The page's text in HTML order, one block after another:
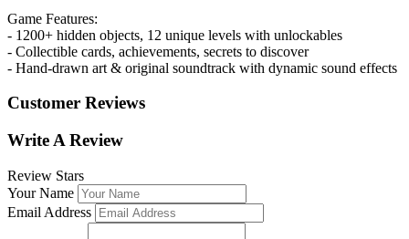
Game Features:
- 1200+ hidden objects, 12 unique levels with unlockables
- Collectible cards, achievements, secrets to discover
- Hand-drawn art & original soundtrack with dynamic sound effects
Customer Reviews
Write A Review
Review Stars
Your Name
Email Address